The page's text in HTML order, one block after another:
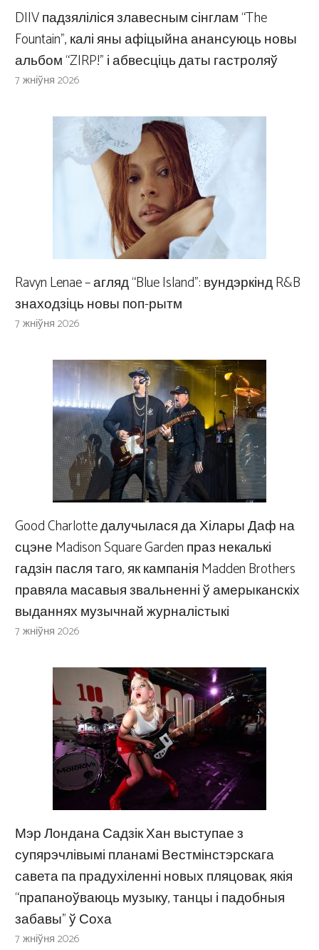
DIIV падзяліліся злавесным сінглам “The
Fountain”, калі яны афіцыйна анансуюць новы
альбом “ZIRP!” і абвесціць даты гастроляў
7 жніўня 2026
Ravyn Lenae – агляд “Blue Island”: вундэркінд R&B
знаходзіць новы поп-рытм
7 жніўня 2026
Good Charlotte далучылася да Хілары Даф на
сцэне Madison Square Garden праз некалькі
гадзін пасля таго, як кампанія Madden Brothers
правяла масавыя звальненні ў амерыканскіх
выданнях музычнай журналістыкі
7 жніўня 2026
Мэр Лондана Садзік Хан выступае з
супярэчлівымі планамі Вестмінстэрскага
савета па прадухіленні новых пляцовак, якія
“прапаноўваюць музыку, танцы і падобныя
забавы” ў Соха
7 жніўня 2026